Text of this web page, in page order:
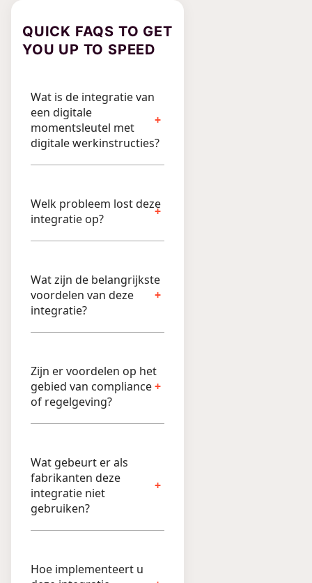
QUICK FAQS TO GET
YOU UP TO SPEED
Wat is de integratie van
een digitale
momentsleutel met
digitale werkinstructies?
Welk probleem lost deze
integratie op?
Wat zijn de belangrijkste
voordelen van deze
integratie?
Zijn er voordelen op het
gebied van compliance
of regelgeving?
Wat gebeurt er als
fabrikanten deze
integratie niet
gebruiken?
Hoe implementeert u